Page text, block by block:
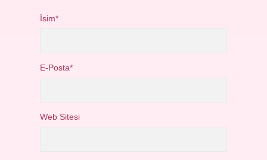
İsim*
E-Posta*
Web Sitesi